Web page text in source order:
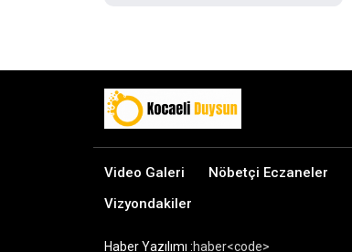
Video Galeri Nöbetçi Eczaneler
Vizyondakiler
Haber Yazılımı :haber<code>